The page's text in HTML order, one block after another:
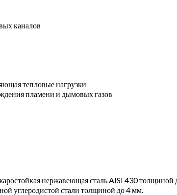
каналов
тепловые нагрузки
пламени и дымовых газов
нержавеющая сталь AISI 430
углеродистой стали толщиной до 4 мм.